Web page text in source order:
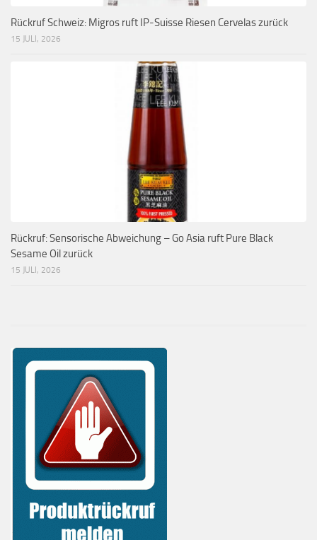
Rückruf Schweiz: Migros ruft IP-Suisse Riesen Cervelas zurück
15 JULI, 2026
Rückruf: Sensorische Abweichung – Go Asia ruft Pure Black
Sesame Oil zurück
15 JULI, 2026